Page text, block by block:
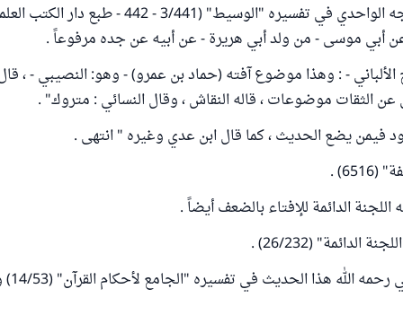
"موضوع : أخرجه الواحدي في تفسيره "الوسيط" (3/441 -
أبي موسى - من ولد أبي هريرة - عن أبيه عن جده مرفوعاً .
- : وهذا موضوع آفته (حماد بن عمرو) - وهو: النصيبي - ،
الثقات موضوعات ، قاله النقاش ، وقال النسائي : متروك" .
فيمن يضع الحديث ، كما قال ابن عدي وغيره " انتهى .
.
الدائمة للإفتاء بالضعف أيضاً .
الدائمة" (26/232) .
وقد